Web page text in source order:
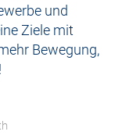
und
Ziele mit
Bewegung,